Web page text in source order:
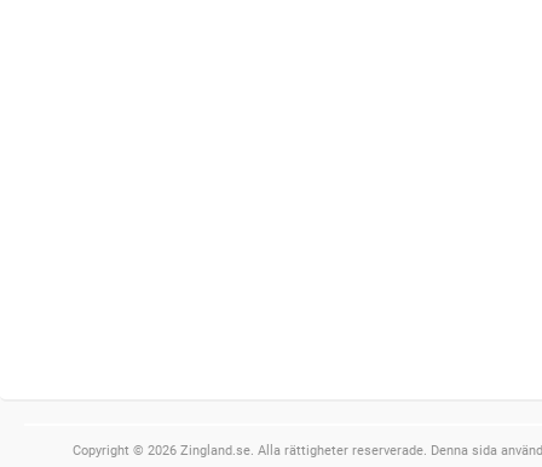
Copyright © 2026 Zingland.se. Alla rättigheter reserverade. Denna sida